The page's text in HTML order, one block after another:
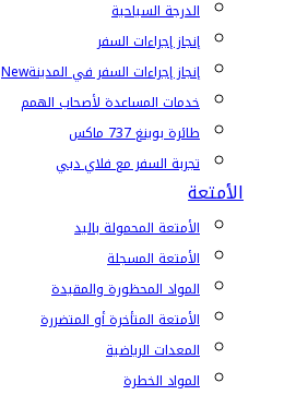
الدرجة السياحية
إنجاز إجراءات السفر
إنجاز إجراءات السفر في المدينةNew
خدمات المساعدة لأصحاب الهمم
طائرة بوينغ 737 ماكس
تجربة السفر مع فلاي دبي
الأمتعة
الأمتعة المحمولة باليد
الأمتعة المسجلة
المواد المحظورة والمقيدة
الأمتعة المتأخرة أو المتضررة
المعدات الرياضية
المواد الخطرة